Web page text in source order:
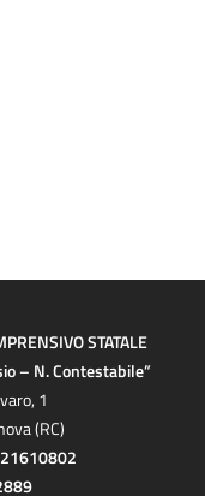
STATALE
– N. Contestabile”
1
(RC)